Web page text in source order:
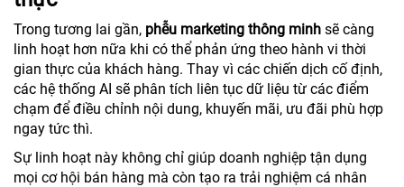
Trong tương lai gần, phễu marketing thông minh sẽ càng
linh hoạt hơn nữa khi có thể phản ứng theo hành vi thời
gian thực của khách hàng. Thay vì các chiến dịch cố định,
các hệ thống AI sẽ phân tích liên tục dữ liệu từ các điểm
chạm để điều chỉnh nội dung, khuyến mãi, ưu đãi phù hợp
ngay tức thì.
Sự linh hoạt này không chỉ giúp doanh nghiệp tận dụng
mọi cơ hội bán hàng mà còn tạo ra trải nghiệm cá nhân